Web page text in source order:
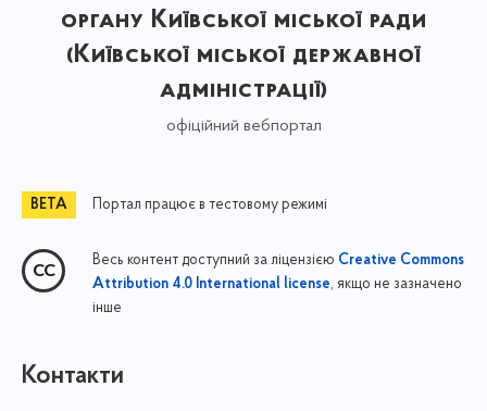
органу Київської міської ради
(Київської міської державної
адміністрації)
офіційний вебпортал
Портал працює в тестовому режимі
Весь контент доступний за ліцензією Creative Commons
Attribution 4.0 International license, якщо не зазначено
інше
Контакти